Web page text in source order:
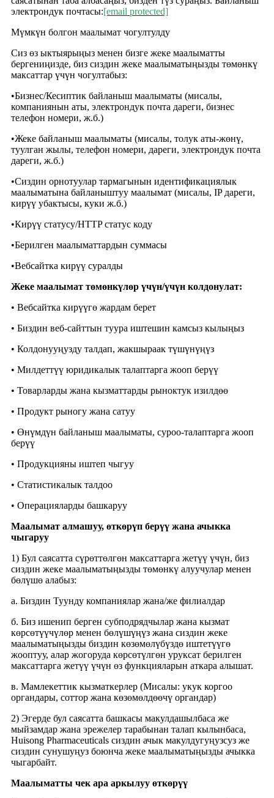
электрондук почтасы:[email protected]
Мүмкүн болгон маалымат чогултулду
Сиз өз ыктыярыңыз менен бизге жеке маалыматты
бергениңизде, биз сиздин жеке маалыматыңызды төмөнкү
максаттар үчүн чогултабыз:
•Бизнес/Кесиптик байланыш маалыматы (мисалы,
компаниянын аты, электрондук почта дареги, бизнес
телефон номери, ж.б.)
•Жеке байланыш маалыматы (мисалы, толук аты-жөнү,
туулган жылы, телефон номери, дареги, электрондук почта
дареги, ж.б.)
•Сиздин орнотуулар тармагынын идентификациялык
маалыматына байланыштуу маалымат (мисалы, IP дареги,
кирүү убактысы, куки ж.б.)
•Кирүү статусу/HTTP статус коду
•Берилген маалыматтардын суммасы
•Вебсайтка кирүү суралды
Жеке маалымат төмөнкүлөр үчүн/үчүн колдонулат:
• Вебсайтка кирүүгө жардам берет
• Биздин веб-сайттын туура иштешин камсыз кылыңыз
• Колдонууңузду талдап, жакшыраак түшүнүңүз
• Милдеттүү юридикалык талаптарга жооп берүү
• Товарларды жана кызматтарды рыноктук изилдөө
• Продукт рыногу жана сатуу
• Өнүмдүн байланыш маалыматы, суроо-талаптарга жооп
берүү
• Продукцияны иштеп чыгуу
• Статистикалык талдоо
• Операцияларды башкаруу
Маалымат алмашуу, өткөрүп берүү жана ачыкка
чыгаруу
1) Бул саясатта сүрөттөлгөн максаттарга жетүү үчүн, биз
сиздин жеке маалыматыңызды төмөнкү алуучулар менен
бөлүшө алабыз:
а. Биздин Туунду компаниялар жана/же филиалдар
б. Биз ишенип берген субподрядчылар жана кызмат
көрсөтүүчүлөр менен бөлүшүңүз жана сиздин жеке
маалыматыңызды биздин көзөмөлүбүздө иштетүүгө
жооптуу, алар жогоруда көрсөтүлгөн уруксат берилген
максаттарга жетүү үчүн өз функцияларын аткара алышат.
в. Мамлекеттик кызматкерлер (Мисалы: укук коргоо
органдары, соттор жана көзөмөлдөөчү органдар)
2) Эгерде бул саясатта башкасы макулдашылбаса же
мыйзамдар жана эрежелер тарабынан талап кылынбаса,
Huisong Pharmaceuticals сиздин ачык макулдугуңузсуз же
сиздин сунушуңуз боюнча жеке маалыматыңызды ачыкка
чыгарбайт.
Маалыматты чек ара аркылуу өткөрүү